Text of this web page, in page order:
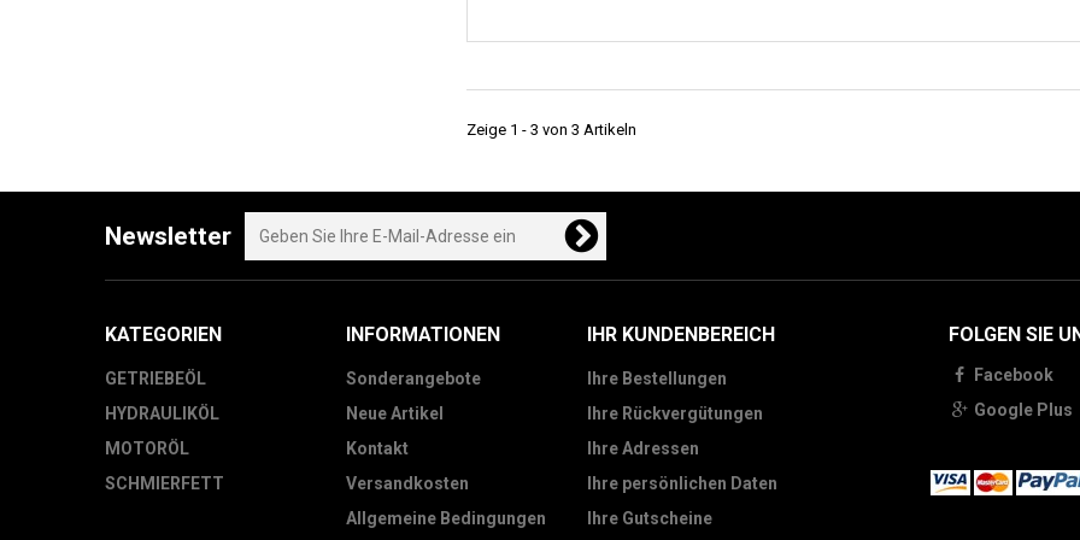
Zeige 1 - 3 von 3 Artikeln
Newsletter
KATEGORIEN
GETRIEBEÖL
HYDRAULIKÖL
MOTORÖL
SCHMIERFETT
INFORMATIONEN
Sonderangebote
Neue Artikel
Kontakt
Versandkosten
Allgemeine Bedingungen
IHR KUNDENBEREICH
Ihre Bestellungen
Ihre Rückvergütungen
Ihre Adressen
Ihre persönlichen Daten
Ihre Gutscheine
FOLGEN SIE
Facebook
Google Plus